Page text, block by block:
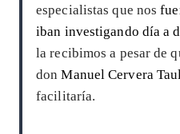
especialistas que nos
iban investigando día a
la recibimos a pesar de
donManuel Cervera
facilitaría.